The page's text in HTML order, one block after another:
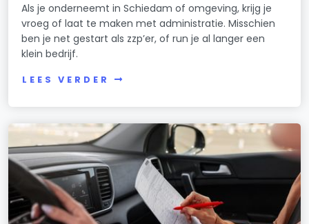
Als je onderneemt in Schiedam of omgeving, krijg je
vroeg of laat te maken met administratie. Misschien
ben je net gestart als zzp’er, of run je al langer een
klein bedrijf.
LEES VERDER